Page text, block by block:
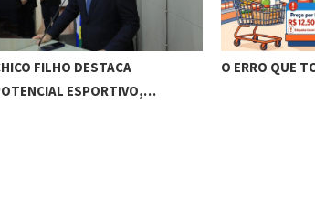
FILHO DESTACA
ESPORTIVO,…
O ERRO QUE